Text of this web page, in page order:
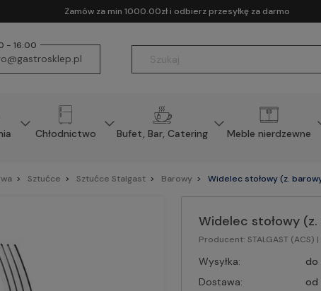
Zamów za min 1000.00zł i odbierz przesyłkę za darmo
- 16:00
Chłodnictwo Bufet, Bar, Catering Meble nierdzewne
Sztućce Sztućce Stalgast Barowy Widelec stołowy (z.
Widelec stołowy
Producent: STALGAST (ACS)
Wysyłka:
do
Dostawa:
od